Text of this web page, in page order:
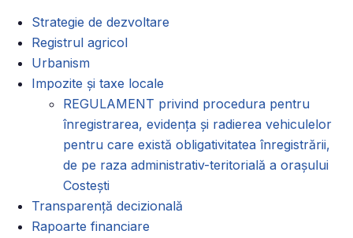
Strategie de dezvoltare
Registrul agricol
Urbanism
Impozite și taxe locale
REGULAMENT privind procedura pentru
înregistrarea, evidența și radierea vehiculelor
pentru care există obligativitatea înregistrării,
de pe raza administrativ-teritorială a orașului
Costești
Transparență decizională
Rapoarte financiare